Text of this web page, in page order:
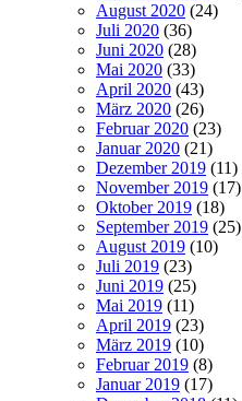
August 2020 (24)
Juli 2020 (36)
Juni 2020 (28)
Mai 2020 (33)
April 2020 (43)
März 2020 (26)
Februar 2020 (23)
Januar 2020 (21)
Dezember 2019 (11)
November 2019 (17)
Oktober 2019 (18)
September 2019 (25)
August 2019 (10)
Juli 2019 (23)
Juni 2019 (25)
Mai 2019 (11)
April 2019 (23)
März 2019 (10)
Februar 2019 (8)
Januar 2019 (17)